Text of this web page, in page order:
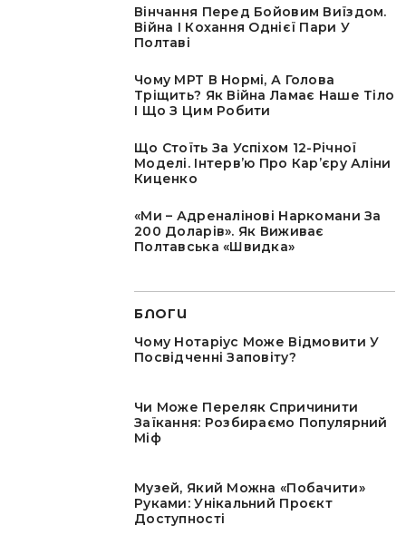
Вінчання Перед Бойовим Виїздом.
Війна І Кохання Однієї Пари У
Полтаві
Чому МРТ В Нормі, А Голова
Тріщить? Як Війна Ламає Наше Тіло
І Що З Цим Робити
Що Стоїть За Успіхом 12-Річної
Моделі. Інтервʼю Про Карʼєру Аліни
Киценко
«Ми – Адреналінові Наркомани За
200 Доларів». Як Виживає
Полтавська «швидка»
БЛОГИ
Чому Нотаріус Може Відмовити У
Посвідченні Заповіту?
Чи Може Переляк Спричинити
Заїкання: Розбираємо Популярний
Міф
Музей, Який Можна «побачити»
Руками: Унікальний Проєкт
Доступності